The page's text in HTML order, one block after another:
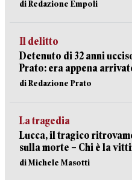
di Redazione Empoli
Il delitto
Detenuto di 32 anni
Prato: era appena
di Redazione Prato
La tragedia
Lucca, il tragico
sulla morte – Chi è la
di Michele Masotti